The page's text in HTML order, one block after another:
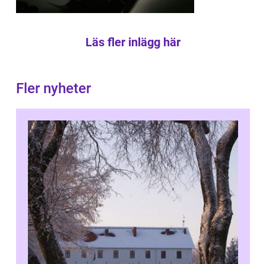
Läs fler inlägg här
Fler nyheter